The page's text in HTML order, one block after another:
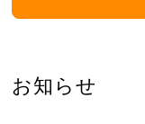
お知らせ